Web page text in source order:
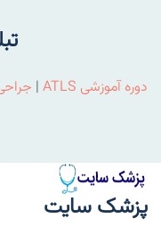
دوره آموزشی ATLS |
پزشک سایت